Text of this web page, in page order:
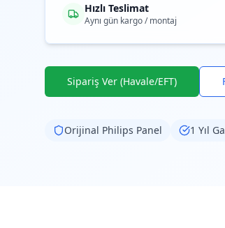
Hızlı Teslimat
Aynı gün kargo / montaj
Sipariş Ver (Havale/EFT)
Orijinal Philips Panel 1 Yıl